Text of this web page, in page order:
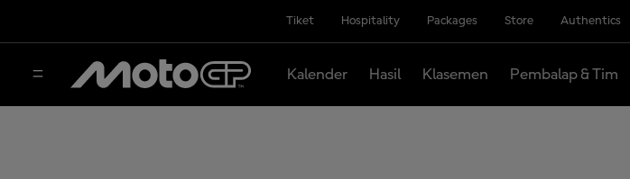
Tiket Hospitality Packages Store Authentics
Kalender Hasil Klasemen Pembalap & Tim